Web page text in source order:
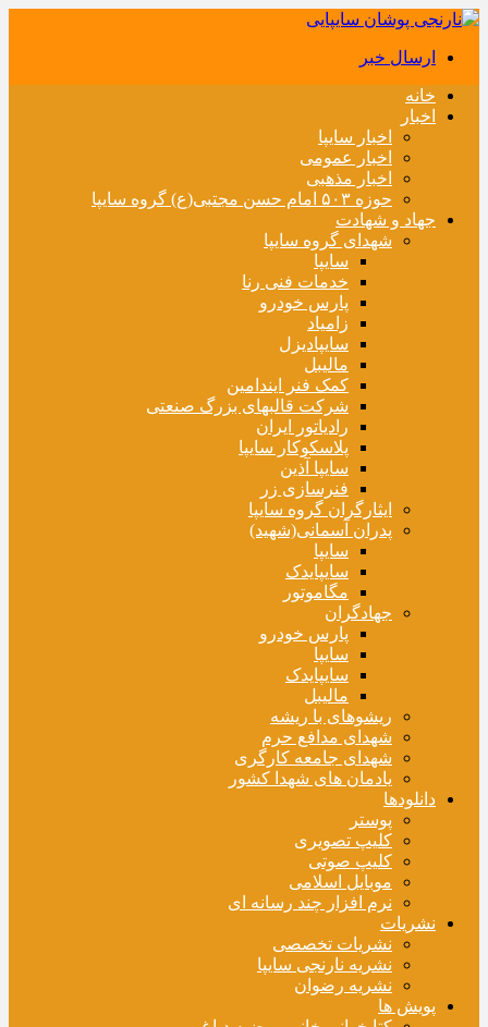
ارسال خبر
خانه
اخبار
اخبار سایپا
اخبار عمومی
اخبار مذهبی
حوزه ۵۰۳ امام حسن مجتبی(ع) گروه سایپا
جهاد و شهادت
شهدای گروه سایپا
سایپا
خدمات فنی رنا
پارس خودرو
زامیاد
سایپادیزل
مالیبل
کمک فنر ایندامین
شرکت قالبهای بزرگ صنعتی
رادیاتور ایران
پلاسکوکار سایپا
سایپا آذین
فنرسازی زر
ایثارگران گروه سایپا
پدران آسمانی(شهید)
سایپا
سایپایدک
مگاموتور
جهادگران
پارس خودرو
سایپا
سایپایدک
مالیبل
ریشوهای با ریشه
شهدای مدافع حرم
شهدای جامعه کارگری
یادمان های شهدا کشور
دانلودها
پوستر
کلیپ تصویری
کلیپ صوتی
موبایل اسلامی
نرم افزار چند رسانه ای
نشریات
نشریات تخصصی
نشریه نارنجی سایپا
نشریه رضوان
پویش ها